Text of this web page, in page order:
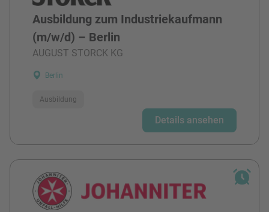
Ausbildung zum Industriekaufmann
(m/w/d) – Berlin
AUGUST STORCK KG
Berlin
Ausbildung
Details ansehen